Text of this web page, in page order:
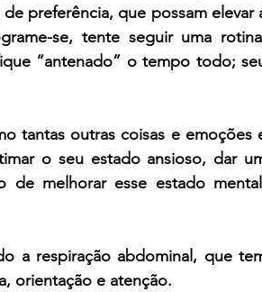
preferência, que possam elevar
se, tente seguir uma
“antenado” o tempo todo;
tantas outras coisas e emoções
o seu estado ansioso, dar
melhorar esse estado
a respiração abdominal, que
orientação e atenção.